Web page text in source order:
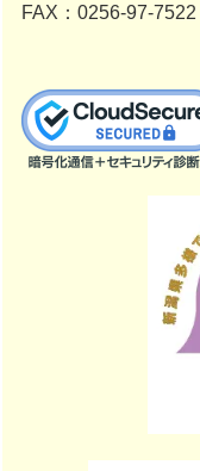
FAX：0256-97-7522